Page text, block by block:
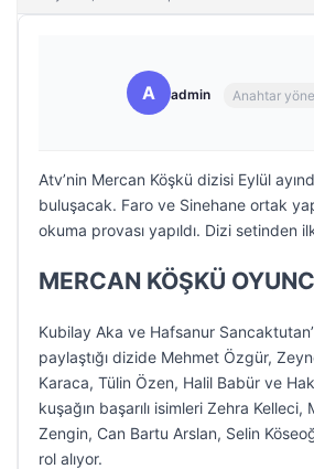
A admin Anahtar
Atv’nin Mercan Köşkü dizisi Eylül
buluşacak. Faro ve Sinehane ortak
okuma provası yapıldı. Dizi setinden
MERCAN KÖŞKÜ
Kubilay Aka ve Hafsanur
paylaştığı dizide Mehmet Özgür,
Karaca, Tülin Özen, Halil Babür ve
kuşağın başarılı isimleri Zehra Kelleci,
Zengin, Can Bartu Arslan, Selin
rol alıyor.